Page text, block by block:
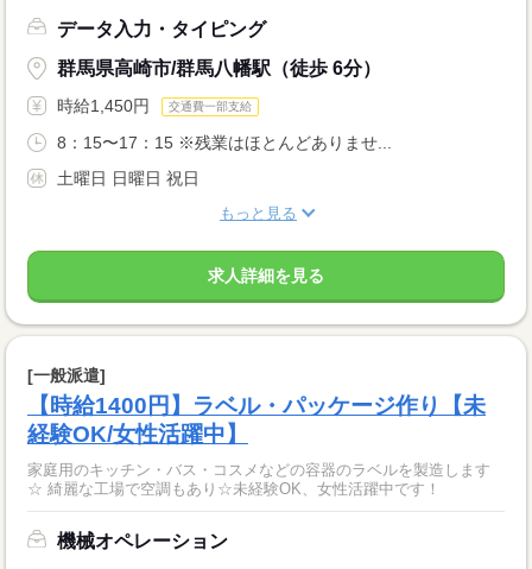
データ入力・タイピング
群馬県高崎市/群馬八幡駅（徒歩 6分）
時給1,450円 交通費一部支給
8：15〜17：15 ※残業はほとんどありませ...
土曜日 日曜日 祝日
もっと見る
求人詳細を見る
[一般派遣]
【時給1400円】ラベル・パッケージ作り【未
経験OK/女性活躍中】
家庭用のキッチン・バス・コスメなどの容器のラベルを製造します
☆ 綺麗な工場で空調もあり☆未経験OK、女性活躍中です！
機械オペレーション